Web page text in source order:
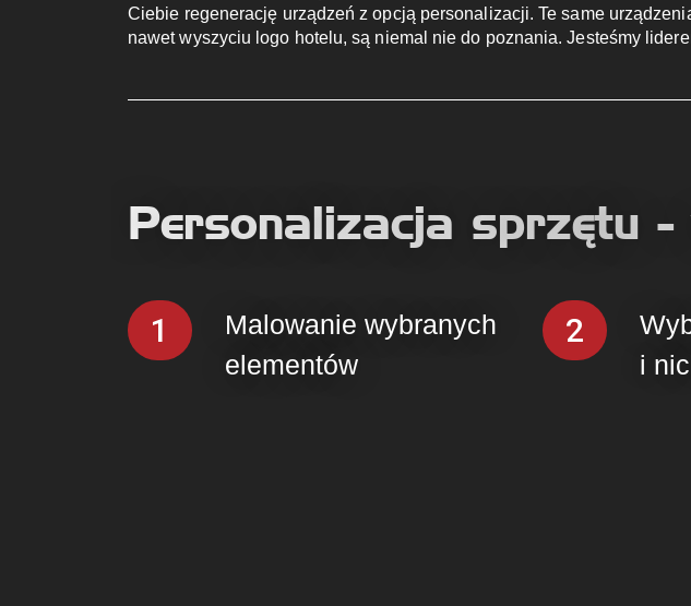
Ciebie regenerację urządzeń z opcją personalizacji. Te same
nawet wyszyciu logo hotelu, są niemal nie do poznania. Jesteśmy
Personalizacja sprzętu
1
Malowanie wybranych
elementów
2
i